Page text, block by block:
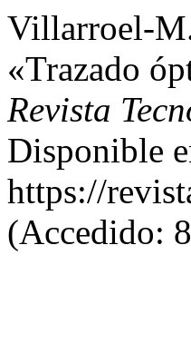
Villarroel-
«Trazado
Revista
Disponible
https://
(Accedido: